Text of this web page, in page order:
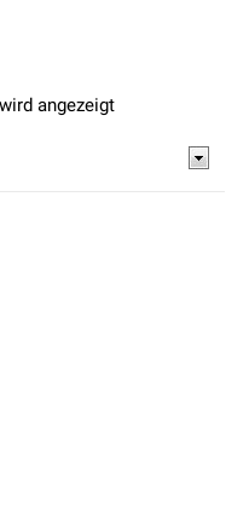
angezeigt